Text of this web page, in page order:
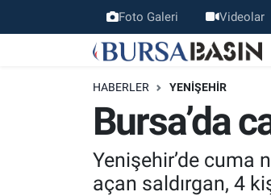
Foto Galeri Videolar
HABERLER YENIŞEHIR
Bursa’da
Yenişehir’de cuma
açan saldırgan, 4
Bursa Haber
Bilim, Teknoloji
Bursa Nöbetçi Eczaneler
Bursa Hava Durumu
Bursa Trafik Yoğunluk Haritası